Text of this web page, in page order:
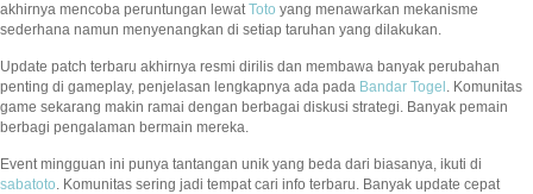
akhirnya mencoba peruntungan lewat Toto yang menawarkan mekanisme
sederhana namun menyenangkan di setiap taruhan yang dilakukan.
Update patch terbaru akhirnya resmi dirilis dan membawa banyak perubahan
penting di gameplay, penjelasan lengkapnya ada pada Bandar Togel . Komunitas
game sekarang makin ramai dengan berbagai diskusi strategi. Banyak pemain
berbagi pengalaman bermain mereka.
Event mingguan ini punya tantangan unik yang beda dari biasanya, ikuti di
sabatoto . Komunitas sering jadi tempat cari info terbaru. Banyak update cepat